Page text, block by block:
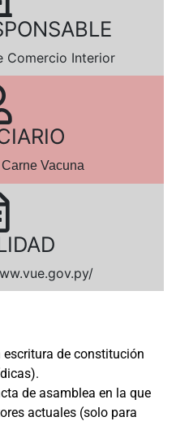
Comercio Interior
Vacuna
de constitución
de asamblea en la que
actuales (solo para